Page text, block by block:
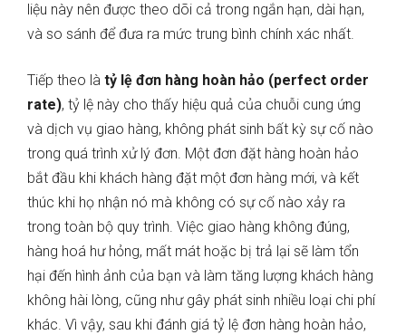
liệu này nên được theo dõi cả trong ngắn hạn, dài hạn,
và so sánh để đưa ra mức trung bình chính xác nhất.
Tiếp theo là tỷ lệ đơn hàng hoàn hảo (perfect order
rate), tỷ lệ này cho thấy hiệu quả của chuỗi cung ứng
và dịch vụ giao hàng, không phát sinh bất kỳ sự cố nào
trong quá trình xử lý đơn. Một đơn đặt hàng hoàn hảo
bắt đầu khi khách hàng đặt một đơn hàng mới, và kết
thúc khi họ nhận nó mà không có sự cố nào xảy ra
trong toàn bộ quy trình. Việc giao hàng không đúng,
hàng hoá hư hỏng, mất mát hoặc bị trả lại sẽ làm tổn
hại đến hình ảnh của bạn và làm tăng lượng khách hàng
không hài lòng, cũng như gây phát sinh nhiều loại chi phí
khác. Vì vậy, sau khi đánh giá tỷ lệ đơn hàng hoàn hảo,